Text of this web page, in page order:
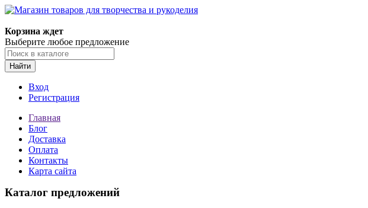
Корзина ждет
Выберите любое предложение
Найти
Вход
Регистрация
Главная
Блог
Доставка
Оплата
Контакты
Карта сайта
Каталог предложений